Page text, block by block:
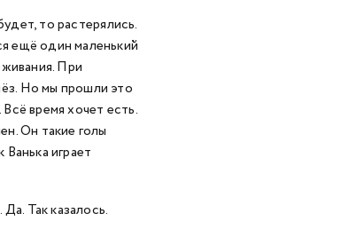
то растерялись.
ещё один маленький
При
Но мы прошли это
время хочет есть.
Он такие голы
играет
Так казалось.